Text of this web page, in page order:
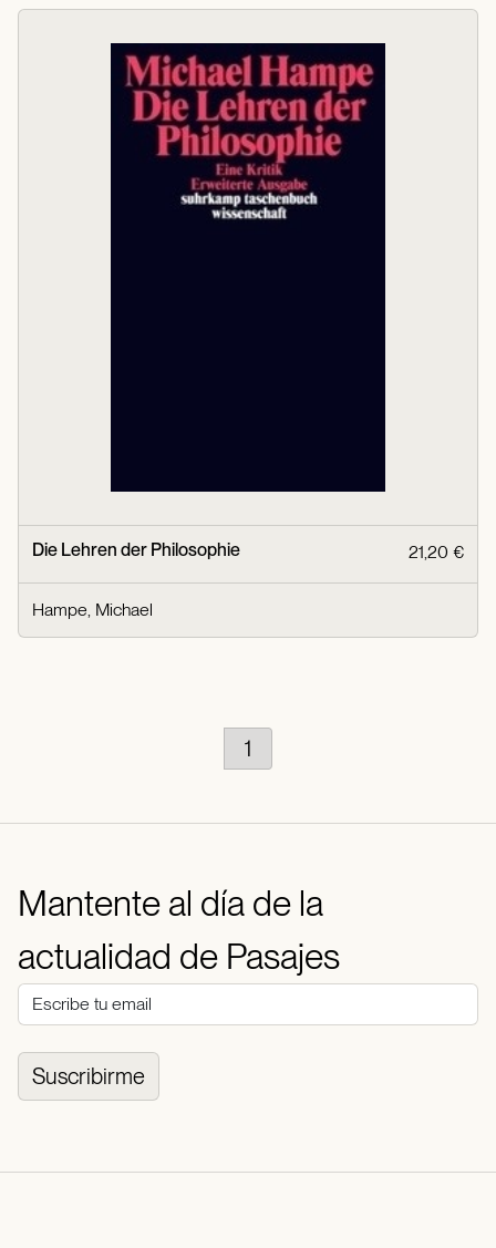
Die Lehren der Philosophie 21,20 €
Hampe, Michael
1
Mantente al día de la
actualidad de Pasajes
Suscribirme